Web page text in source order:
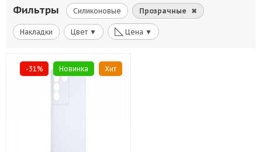
Фильтры Силиконовые Прозрачные ✖
Накладки Цвет ▼ ◺ Цена ▼
-31% Новинка Хит